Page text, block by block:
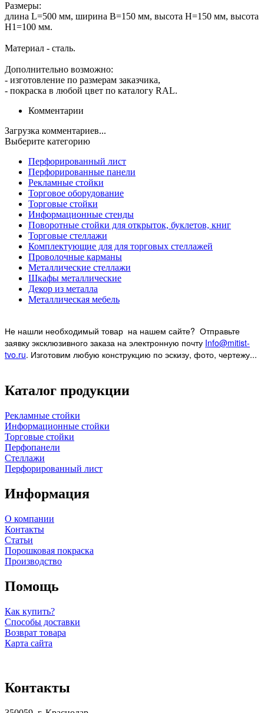
Размеры:
длина L=500 мм, ширина В=150 мм, высота Н=150 мм, высота
Н1=100 мм.
Материал - сталь.
Дополнительно возможно:
- изготовление по размерам заказчика,
- покраска в любой цвет по каталогу RAL.
Комментарии
Загрузка комментариев...
Выберите категорию
Перфорированный лист
Перфорированные панели
Рекламные стойки
Торговое оборудование
Торговые стойки
Информационные стенды
Поворотные стойки для открыток, буклетов, книг
Торговые стеллажи
Комплектующие для для торговых стеллажей
Проволочные карманы
Металлические стеллажи
Шкафы металлические
Декор из металла
Металлическая мебель
Не нашли необходимый товар на нашем сайте? Отправьте
заявку эксклюзивного заказа на электронную почту Info@mitist-
tvo.ru. Изготовим любую конструкцию по эскизу, фото, чертежу...
Каталог продукции
Рекламные стойки
Информационные стойки
Торговые стойки
Перфопанели
Стеллажи
Перфорированный лист
Информация
О компании
Контакты
Статьи
Порошковая покраска
Производство
Помощь
Как купить?
Способы доставки
Возврат товара
Карта сайта
Контакты